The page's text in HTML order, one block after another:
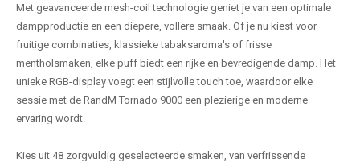
Met geavanceerde mesh-coil technologie geniet je van een optimale
dampproductie en een diepere, vollere smaak. Of je nu kiest voor
fruitige combinaties, klassieke tabaksaroma's of frisse
mentholsmaken, elke puff biedt een rijke en bevredigende damp. Het
unieke RGB-display voegt een stijlvolle touch toe, waardoor elke
sessie met de RandM Tornado 9000 een plezierige en moderne
ervaring wordt.
Kies uit 48 zorgvuldig geselecteerde smaken, van verfrissende